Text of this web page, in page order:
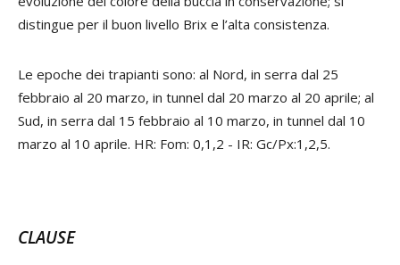
distingue per il buon livello Brix e l’alta consistenza.
Le epoche dei trapianti sono: al Nord, in serra dal 25
febbraio al 20 marzo, in tunnel dal 20 marzo al 20 aprile; al
Sud, in serra dal 15 febbraio al 10 marzo, in tunnel dal 10
marzo al 10 aprile. HR: Fom: 0,1,2 - IR: Gc/Px:1,2,5.
CLAUSE